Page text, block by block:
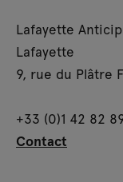
Lafayette
Lafayette
9, rue du Plâtre
+33 (0)1 42 82
Contact